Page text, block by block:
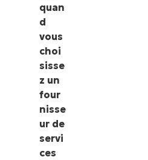
quan
d
vous
choi
sisse
z un
four
nisse
ur de
servi
ces